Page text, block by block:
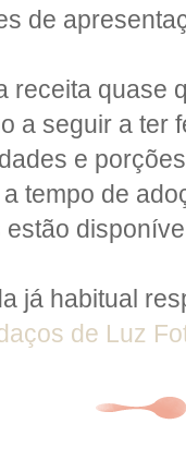
de
receita quase
a seguir a ter
e
tempo de
já habitual
de Luz